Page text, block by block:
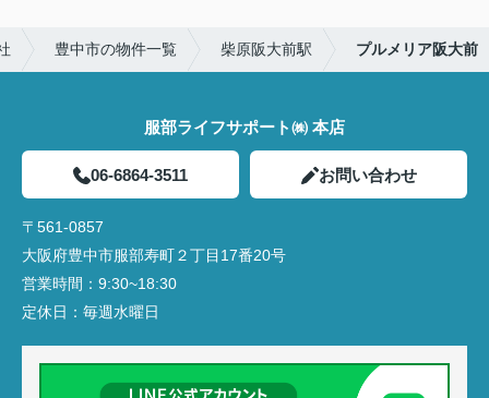
豊中市の物件一覧 柴原阪大前駅 プルメリア阪大前
服部ライフサポート㈱ 本店
06-6864-3511 お問い合わせ
〒561-0857
大阪府豊中市服部寿町２丁目17番20号
営業時間： 9:30~18:30
定休日： 毎週水曜日